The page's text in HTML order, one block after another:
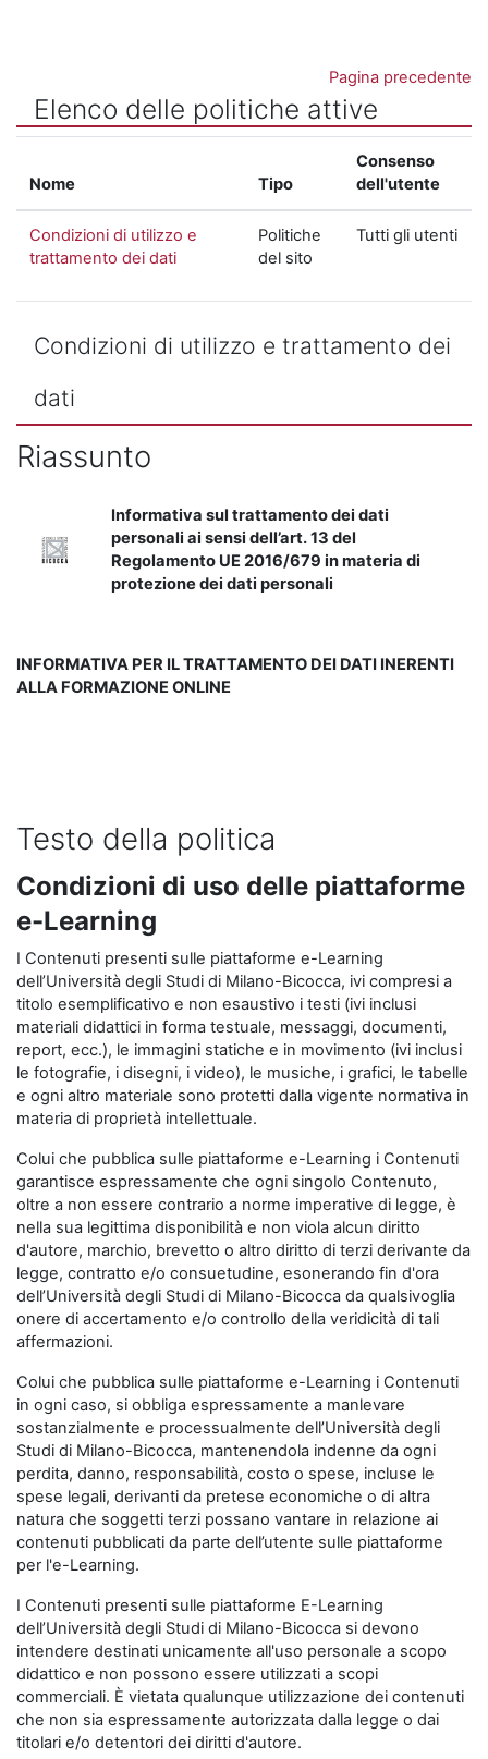
Pagina precedente
Elenco delle politiche attive
Nome Tipo
Consenso
dell'utente
Condizioni di utilizzo e
trattamento dei dati
Politiche
del sito
Tutti gli utenti
Condizioni di utilizzo e trattamento dei
dati
Riassunto
Informativa sul trattamento dei dati
personali ai sensi dell’art. 13 del
Regolamento UE 2016/679 in materia di
protezione dei dati personali
INFORMATIVA PER IL TRATTAMENTO DEI DATI INERENTI
ALLA FORMAZIONE ONLINE
Testo della politica
Condizioni di uso delle piattaforme
e-Learning
I Contenuti presenti sulle piattaforme e-Learning
dell’Università degli Studi di Milano-Bicocca, ivi compresi a
titolo esemplificativo e non esaustivo i testi (ivi inclusi
materiali didattici in forma testuale, messaggi, documenti,
report, ecc.), le immagini statiche e in movimento (ivi inclusi
le fotografie, i disegni, i video), le musiche, i grafici, le tabelle
e ogni altro materiale sono protetti dalla vigente normativa in
materia di proprietà intellettuale.
Colui che pubblica sulle piattaforme e-Learning i Contenuti
garantisce espressamente che ogni singolo Contenuto,
oltre a non essere contrario a norme imperative di legge, è
nella sua legittima disponibilità e non viola alcun diritto
d'autore, marchio, brevetto o altro diritto di terzi derivante da
legge, contratto e/o consuetudine, esonerando fin d'ora
dell’Università degli Studi di Milano-Bicocca da qualsivoglia
onere di accertamento e/o controllo della veridicità di tali
affermazioni.
Colui che pubblica sulle piattaforme e-Learning i Contenuti
in ogni caso, si obbliga espressamente a manlevare
sostanzialmente e processualmente dell’Università degli
Studi di Milano-Bicocca, mantenendola indenne da ogni
perdita, danno, responsabilità, costo o spese, incluse le
spese legali, derivanti da pretese economiche o di altra
natura che soggetti terzi possano vantare in relazione ai
contenuti pubblicati da parte dell’utente sulle piattaforme
per l'e-Learning.
I Contenuti presenti sulle piattaforme E-Learning
dell’Università degli Studi di Milano-Bicocca si devono
intendere destinati unicamente all'uso personale a scopo
didattico e non possono essere utilizzati a scopi
commerciali. È vietata qualunque utilizzazione dei contenuti
che non sia espressamente autorizzata dalla legge o dai
titolari e/o detentori dei diritti d'autore.